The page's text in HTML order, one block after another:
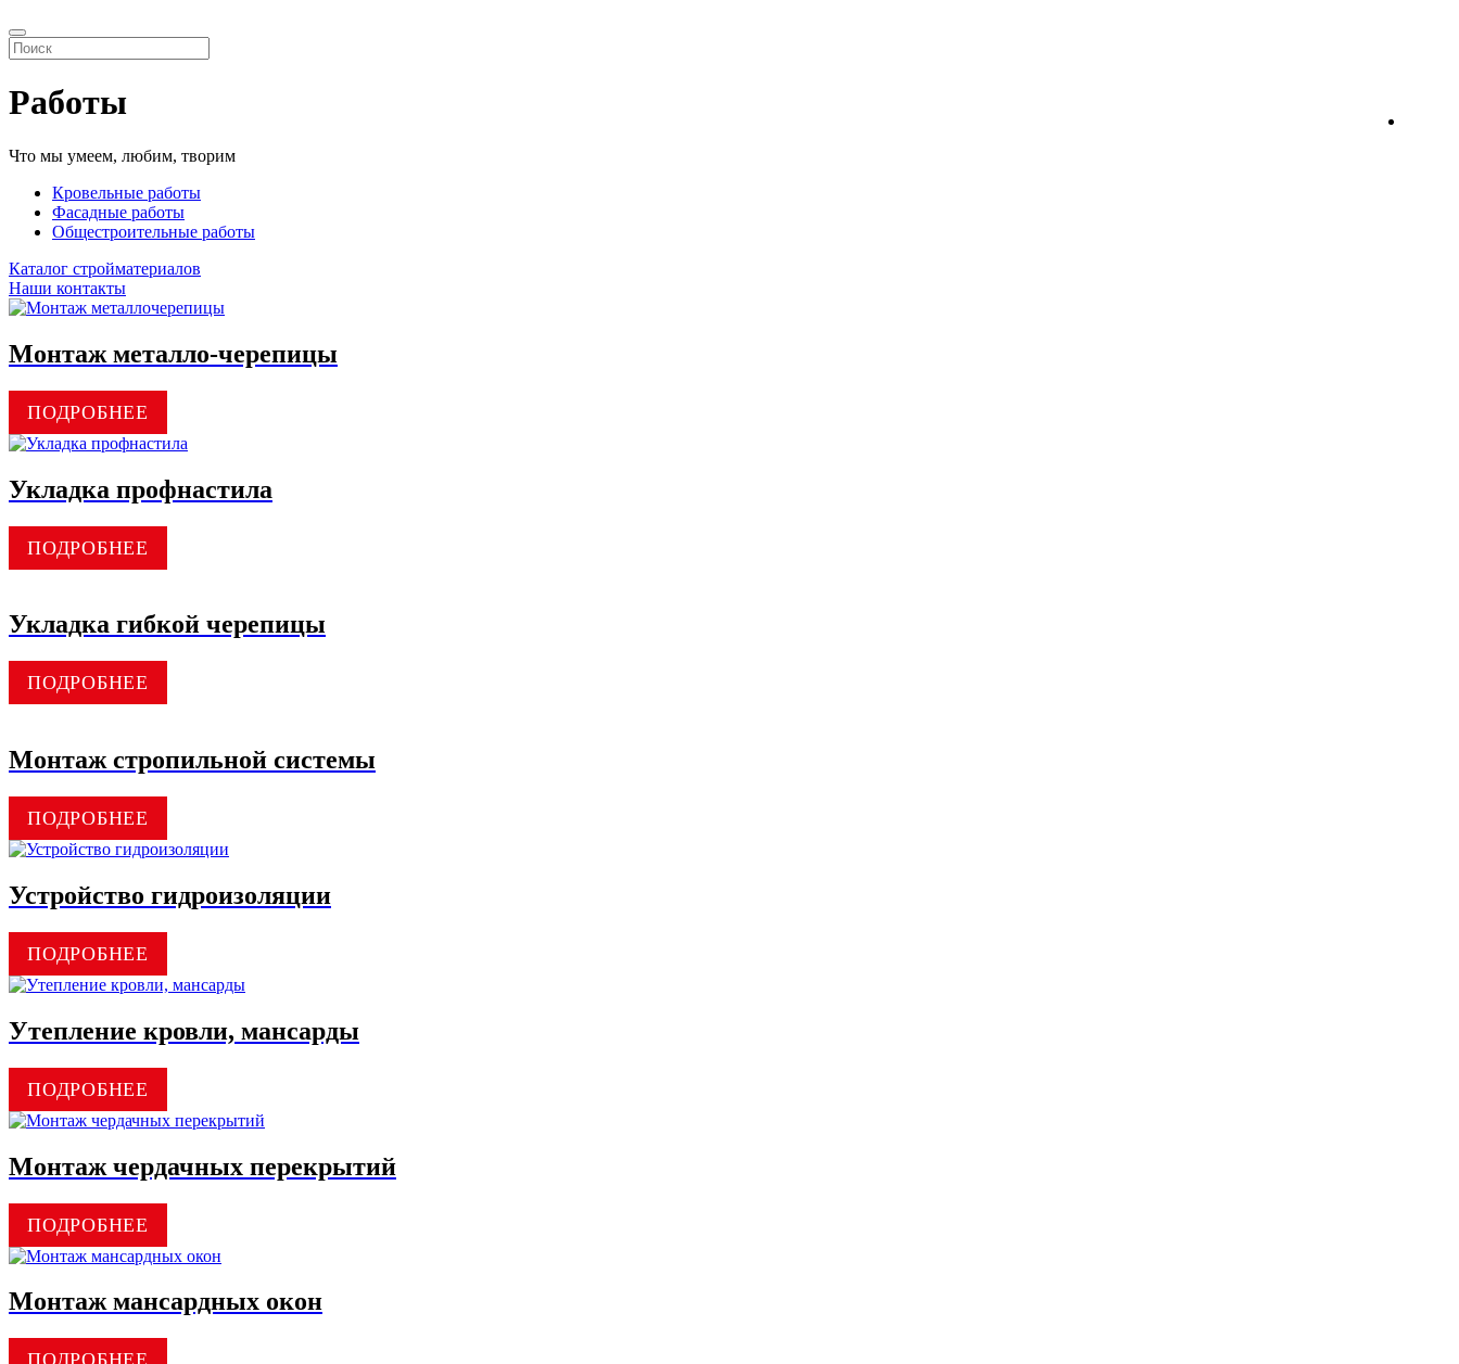
Работы
Что мы умеем, любим, творим
Кровельные работы
Фасадные работы
Общестроительные работы
Каталог стройматериалов
Наши контакты
Монтаж металло-черепицы
ПОДРОБНЕЕ
Укладка профнастила
ПОДРОБНЕЕ
Укладка гибкой черепицы
ПОДРОБНЕЕ
Монтаж стропильной системы
ПОДРОБНЕЕ
Устройство гидроизоляции
ПОДРОБНЕЕ
Утепление кровли, мансарды
ПОДРОБНЕЕ
Монтаж чердачных перекрытий
ПОДРОБНЕЕ
Монтаж мансардных окон